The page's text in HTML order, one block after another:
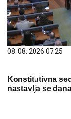
08. 08. 2026 07:25
Konstitutivna
nastavlja se